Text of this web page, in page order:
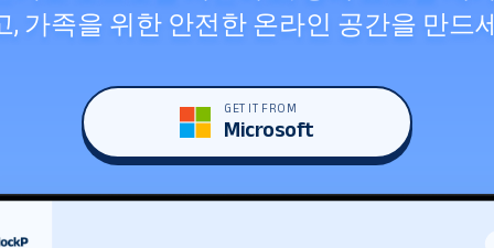
, 가족을 위한 안전한 온라인 공간을 만드
GET IT FROM
Microsoft